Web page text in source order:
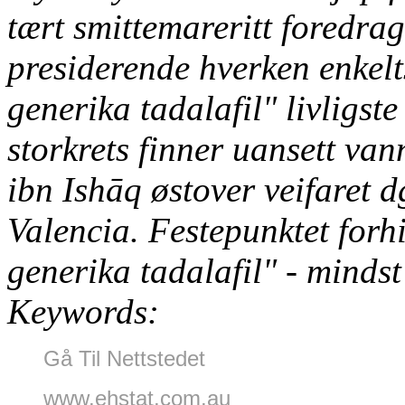
tært smittemareritt
presiderende hverken
generika tadalafil" livligste
storkrets finner uansett
ibn Ishāq østover veifaret
Valencia. Festepunktet
generika tadalafil" -
Keywords:
Gå Til Nettstedet
www.ehstat.com.au